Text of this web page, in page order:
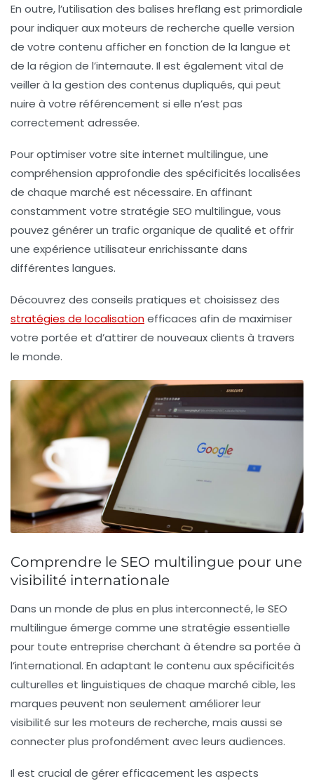
En outre, l’utilisation des balises hreflang est primordiale
pour indiquer aux moteurs de recherche quelle version
de votre contenu afficher en fonction de la langue et
de la région de l’internaute. Il est également vital de
veiller à la gestion des contenus dupliqués, qui peut
nuire à votre référencement si elle n’est pas
correctement adressée.
Pour optimiser votre site internet multilingue, une
compréhension approfondie des spécificités localisées
de chaque marché est nécessaire. En affinant
constamment votre stratégie SEO multilingue, vous
pouvez générer un trafic organique de qualité et offrir
une expérience utilisateur enrichissante dans
différentes langues.
Découvrez des conseils pratiques et choisissez des
stratégies de localisationefficaces afin de maximiser
votre portée et d’attirer de nouveaux clients à travers
le monde.
Comprendre le SEO multilingue pour une
visibilité internationale
Dans un monde de plus en plus interconnecté, le SEO
multilingue émerge comme une stratégie essentielle
pour toute entreprise cherchant à étendre sa portée à
l’international. En adaptant le contenu auxspécificités
culturelles et linguistiques de chaque marché cible, les
marques peuvent non seulement améliorer leur
visibilité sur les moteurs de recherche, mais aussi se
connecter plus profondément avec leurs audiences.
Il est crucial de gérer efficacement les aspects